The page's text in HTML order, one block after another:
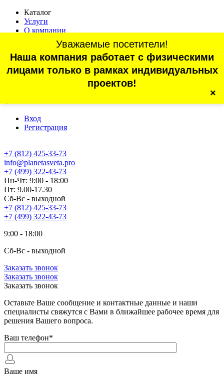
Каталог
Услуги
О компании
Статьи
Контакты
Отзывы
г. Санкт-Петербург, проспект Обуховской Обороны, 70, корп.
Вход
Регистрация
+7 (812) 425-33-73
Уважаемые посетители!
Наша компания работает с физическими
лицами только в рамках индивидуальных
проектов!
×
info@planetasveta.pro
+7 (499) 322-43-73
Пн-Чт: 9:00 - 18:00
Пт: 9.00-17.30
Сб-Вс - выходной
+7 (812) 425-33-73
+7 (499) 322-43-73
9:00 - 18:00
Сб-Вс - выходной
Заказать звонок
Заказать звонок
Заказать звонок
Оставьте Ваше сообщение и контактные данные и наши
специалисты свяжутся с Вами в ближайшее рабочее время для
решения Вашего вопроса.
Ваш телефон*
Ваше имя